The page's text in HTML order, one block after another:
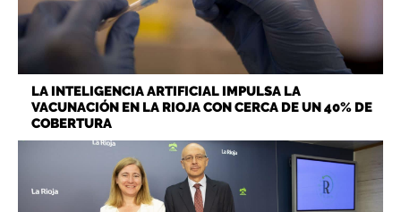
LA INTELIGENCIA ARTIFICIAL IMPULSA LA
VACUNACIÓN EN LA RIOJA CON CERCA DE UN 40% DE
COBERTURA